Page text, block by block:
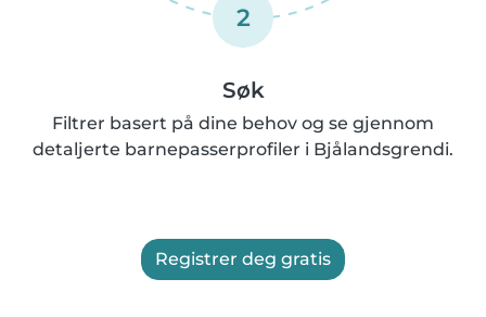
2
Søk
Filtrer basert på dine behov og se gjennom
detaljerte barnepasserprofiler i Bjålandsgrendi.
Registrer deg gratis